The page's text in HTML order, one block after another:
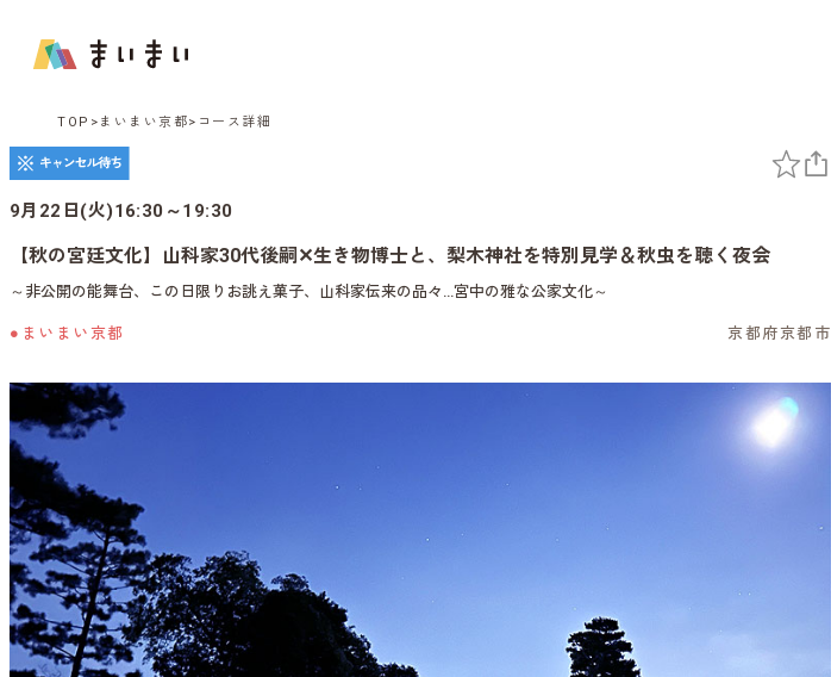
TOP まいまい京都 コース詳細
9月22日(火)16:30～19:30
【秋の宮廷文化】山科家30代後嗣✕生き物博士と、梨木神社を特別見学＆秋虫を聴く夜会
～非公開の能舞台、この日限りお誂え菓子、山科家伝来の品々…宮中の雅な公家文化～
●まいまい京都 京都府京都市